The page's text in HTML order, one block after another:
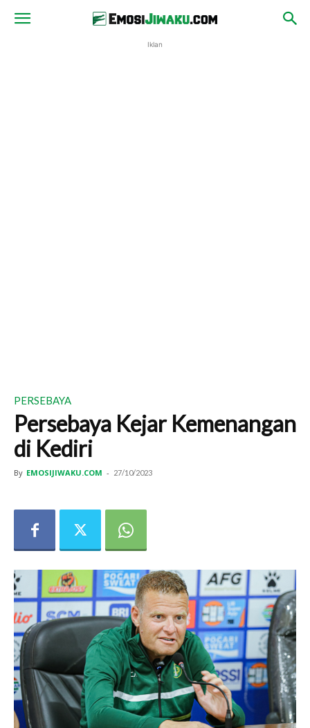
Iklan
PERSEBAYA
Persebaya Kejar Kemenangan
di Kediri
By EMOSIJIWAKU.COM - 27/10/2023